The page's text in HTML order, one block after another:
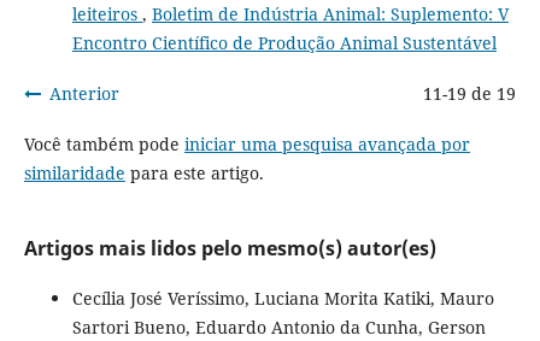
leiteiros , Boletim de Indústria Animal: Suplemento: V
Encontro Científico de Produção Animal Sustentável
Anterior 11-19 de 19
Você também pode iniciar uma pesquisa avançada por
similaridade para este artigo.
Artigos mais lidos pelo mesmo(s) autor(es)
Cecília José Veríssimo, Luciana Morita Katiki, Mauro
Sartori Bueno, Eduardo Antonio da Cunha, Gerson